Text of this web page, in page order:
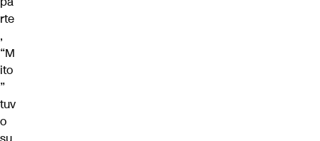
rte
,
“M
ito
”
tuv
o